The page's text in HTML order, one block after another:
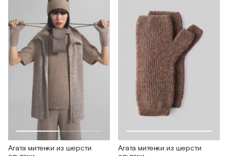
Агата митенки из шерсти
Агата митенки из шерсти